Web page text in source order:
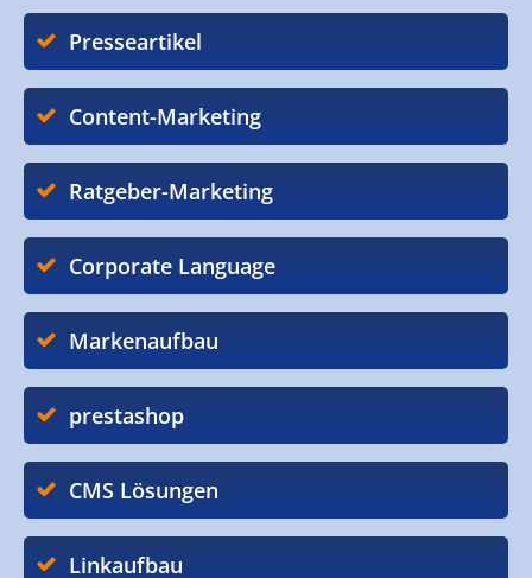
Presseartikel
Content-Marketing
Ratgeber-Marketing
Corporate Language
Markenaufbau
prestashop
CMS Lösungen
Linkaufbau